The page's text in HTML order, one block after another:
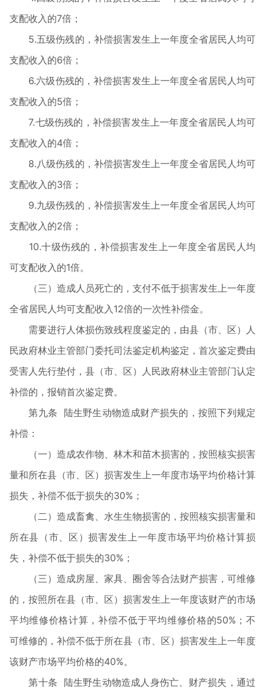
支配收入的7倍；
5.五级伤残的，补偿损害发生上一年度全省居民人均可
支配收入的6倍；
6.六级伤残的，补偿损害发生上一年度全省居民人均可
支配收入的5倍；
7.七级伤残的，补偿损害发生上一年度全省居民人均可
支配收入的4倍；
8.八级伤残的，补偿损害发生上一年度全省居民人均可
支配收入的3倍；
9.九级伤残的，补偿损害发生上一年度全省居民人均可
支配收入的2倍；
10.十级伤残的，补偿损害发生上一年度全省居民人均
可支配收入的1倍。
（三）造成人员死亡的，支付不低于损害发生上一年度
全省居民人均可支配收入12倍的一次性补偿金。
需要进行人体损伤致残程度鉴定的，由县（市、区）人
民政府林业主管部门委托司法鉴定机构鉴定，首次鉴定费由
受害人先行垫付，县（市、区）人民政府林业主管部门认定
补偿的，报销首次鉴定费。
第九条 陆生野生动物造成财产损失的，按照下列规定
补偿：
（一）造成农作物、林木和苗木损害的，按照核实损害
量和所在县（市、区）损害发生上一年度市场平均价格计算
损失，补偿不低于损失的30%；
（二）造成畜禽、水生生物损害的，按照核实损害量和
所在县（市、区）损害发生上一年度市场平均价格计算损
失，补偿不低于损失的30%；
（三）造成房屋、家具、圈舍等合法财产损害，可维修
的，按照所在县（市、区）损害发生上一年度该财产的市场
平均维修价格计算，补偿不低于平均维修价格的50%；不
可维修的，补偿不低于所在县（市、区）损害发生上一年度
该财产市场平均价格的40%。
第十条 陆生野生动物造成人身伤亡、财产损失，通过